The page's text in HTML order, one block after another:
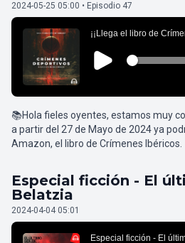
2024-05-25 05:00 • Episodio 47
📚Hola fieles oyentes, estamos muy
a partir del 27 de Mayo de 2024 ya
Amazon, el libro de Crímenes Ibéricos.
Especial ficción - El
Belatzia
2024-04-04 05:01